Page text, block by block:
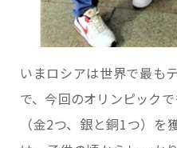
いまロシアは世界で最も
で、今回のオリンピック
（金2つ、銀と銅1つ）